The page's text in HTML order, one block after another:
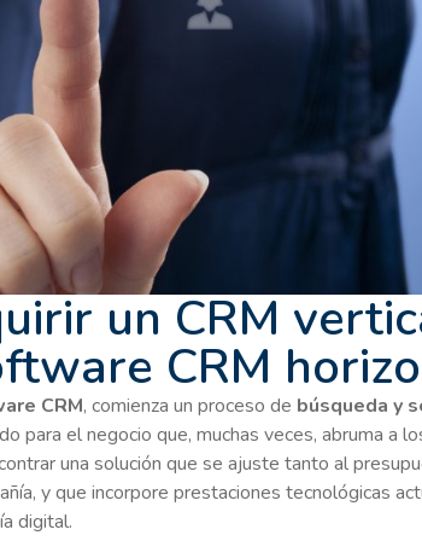
un CRM
CRM
CRM, comienza un proceso de búsqueda y
para el negocio que, muchas veces, abruma a
una solución que se ajuste tanto al
y que incorpore prestaciones tecnológicas
digital.